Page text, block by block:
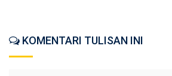
KOMENTARI TULISAN INI